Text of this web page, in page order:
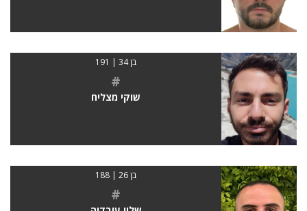
בן 34 | 191
#
שוקי מצליח
בן 26 | 188
#